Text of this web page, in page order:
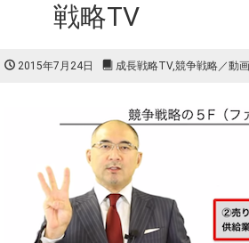
戦略TV
2015年7月24日 成長戦略TV,競争戦略／動画